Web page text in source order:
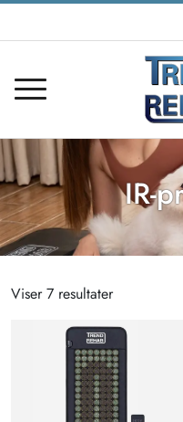
IR-
Viser 7 resultaterSorteret
popularitet